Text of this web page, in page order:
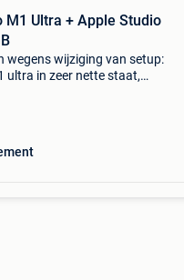
M1 Ultra + Apple Studio
wegens wijziging van setup:
ultra in zeer nette staat,